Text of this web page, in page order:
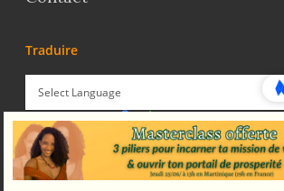
Traduire
Powered by Translate